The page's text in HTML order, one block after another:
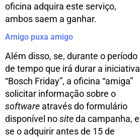
oficina adquira este serviço,
ambos saem a ganhar.
Amigo puxa amigo
Além disso, se, durante o período
de tempo que irá durar a iniciativa
“Bosch Friday”, a oficina “amiga”
solicitar informação sobre o
software através do formulário
disponível nositeda campanha, e
se o adquirir antes de 15 de